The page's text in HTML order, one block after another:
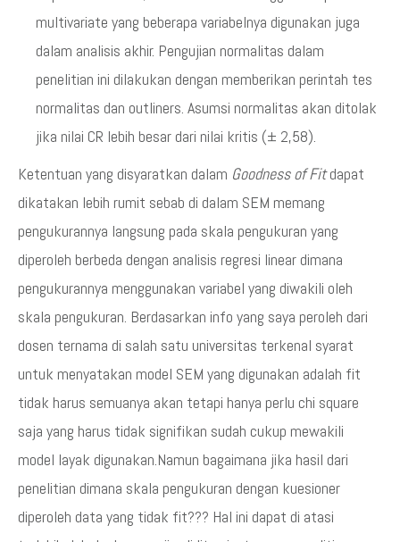
multivariate yang beberapa variabelnya digunakan juga
dalam analisis akhir. Pengujian normalitas dalam
penelitian ini dilakukan dengan memberikan perintah tes
normalitas dan outliners. Asumsi normalitas akan ditolak
jika nilai CR lebih besar dari nilai kritis (± 2,58).
Ketentuan yang disyaratkan dalam Goodness of Fitdapat
dikatakan lebih rumit sebab di dalam SEM memang
pengukurannya langsung pada skala pengukuran yang
diperoleh berbeda dengan analisis regresi linear dimana
pengukurannya menggunakan variabel yang diwakili oleh
skala pengukuran. Berdasarkan info yang saya peroleh dari
dosen ternama di salah satu universitas terkenal syarat
untuk menyatakan model SEM yang digunakan adalah fit
tidak harus semuanya akan tetapi hanya perlu chi square
saja yang harus tidak signifikan sudah cukup mewakili
model layak digunakan.Namun bagaimana jika hasil dari
penelitian dimana skala pengukuran dengan kuesioner
diperoleh data yang tidak fit??? Hal ini dapat di atasi